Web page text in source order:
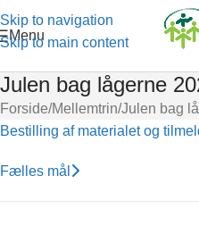
Skip to navigation
Skip to main content
Menu
Julen bag lågerne
Forside Mellemtrin Julen bag
Bestilling af materialet og
Fælles mål